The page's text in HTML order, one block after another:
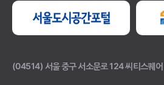
(04514) 서울 중구 서소문로 124 씨티스퀘